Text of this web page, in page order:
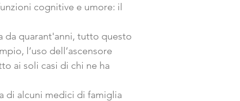
cognitive e umore: il
da quarant'anni, tutto questo
l’uso dell’ascensore
ai soli casi di chi ne ha
di alcuni medici di famiglia